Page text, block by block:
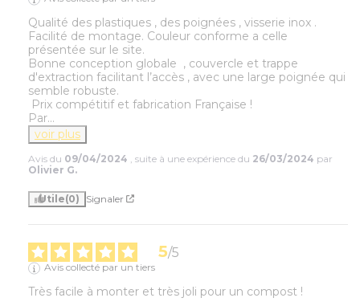
Qualité des plastiques , des poignées , visserie inox .
Facilité de montage. Couleur conforme a celle
présentée sur le site.
Bonne conception globale  , couvercle et trappe
d'extraction facilitant l’accès , avec une large poignée qui
semble robuste.
Par...
voir plus
Avis du 09/04/2024 , suite à une expérience du 26/03/2024 par
Olivier G.
Utile(0) Signaler
5/5
Avis collecté par un tiers
Très facile à monter et très joli pour un compost !